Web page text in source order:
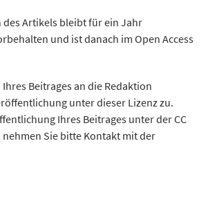
des Artikels bleibt für ein Jahr
und ist danach im Open Access
Beitrages an die Redaktion
unter dieser Lizenz zu.
Ihres Beitrages unter der CC
Sie bitte Kontakt mit der